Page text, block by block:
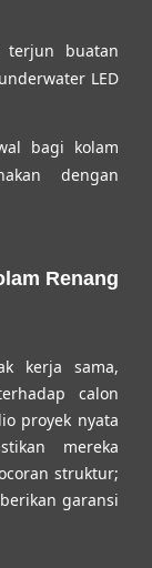
terjun buatan
LED
bagi kolam
dengan
Renang
kerja sama,
calon
proyek nyata
mereka
struktur;
garansi